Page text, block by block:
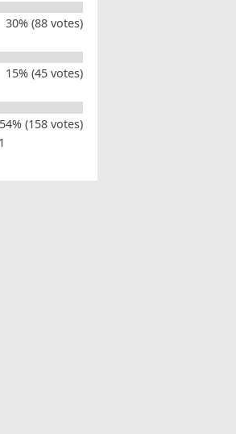
30% (88 votes)
15% (45 votes)
54% (158 votes)